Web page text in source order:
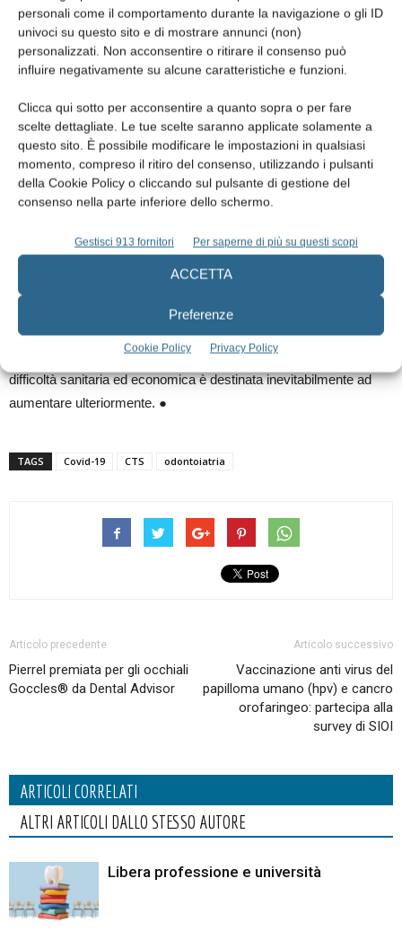
personali come il comportamento durante la navigazione o gli ID
univoci su questo sito e di mostrare annunci (non)
personalizzati. Non acconsentire o ritirare il consenso può
influire negativamente su alcune caratteristiche e funzioni.
Clicca qui sotto per acconsentire a quanto sopra o per fare
scelte dettagliate. Le tue scelte saranno applicate solamente a
questo sito. È possibile modificare le impostazioni in qualsiasi
momento, compreso il ritiro del consenso, utilizzando i pulsanti
della Cookie Policy o cliccando sul pulsante di gestione del
consenso nella parte inferiore dello schermo.
Gestisci 913 fornitori Per saperne di più su questi scopi
ACCETTA
Preferenze
Cookie Policy Privacy Policy
realistico e che stabilisca il limite sotto il quale non possa essere
rimborsata una prestazione, sia in ambito pubblico che in quello
privato.
Non meno importante ai fini del decoro professionale è il
diritto/dovere che la visita odontoiatrica debba essere retribuita e
obbligatoriamente accompagnata dal referto al pari di ogni altra
visita specialistica.
drammatica situazione attuale, i lavori del tavolo devono
proseguire con pragmatismo e determinazione per resettare un
sistema di assistenza in molti punti ormai obsoleto.
È infatti indispensabile e urgente che tale sistema venga
implementato e corretto al fine di rispondere alla domanda di cura
sempre più pressante e che in questo momento di grande
difficoltà sanitaria ed economica è destinata inevitabilmente ad
aumentare ulteriormente. ●
TAGS Covid-19 CTS odontoiatria
Articolo precedente
Pierrel premiata per gli occhiali
Goccles® da Dental Advisor
Articolo successivo
Vaccinazione anti virus del
papilloma umano (hpv) e cancro
orofaringeo: partecipa alla
survey di SIOI
ARTICOLI CORRELATI
ALTRI ARTICOLI DALLO STESSO AUTORE
Libera professione e università